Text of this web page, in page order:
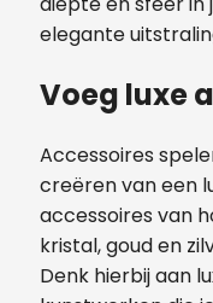
elegante
Voeg luxe
Accessoires
creëren van een
accessoires van
kristal, goud en
Denk hierbij aan